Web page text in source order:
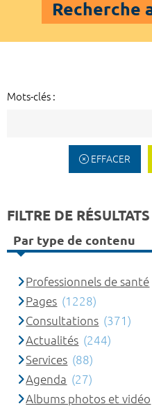
Recherche
Mots-clés :
EFFACER
FILTRE DE RÉSULTATS
Par type de contenu
Professionnels de santé
Pages (1228)
Consultations (371)
Actualités (244)
Services (88)
Agenda (27)
Albums photos et vidéo